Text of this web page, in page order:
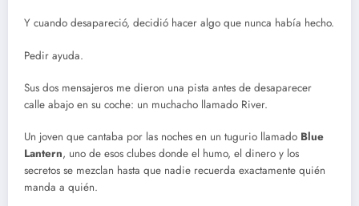
Y cuando desapareció, decidió hacer algo que nunca había hecho.
Pedir ayuda.
Sus dos mensajeros me dieron una pista antes de desaparecer
calle abajo en su coche: un muchacho llamado River.
Un joven que cantaba por las noches en un tugurio llamado Blue
Lantern, uno de esos clubes donde el humo, el dinero y los
secretos se mezclan hasta que nadie recuerda exactamente quién
manda a quién.